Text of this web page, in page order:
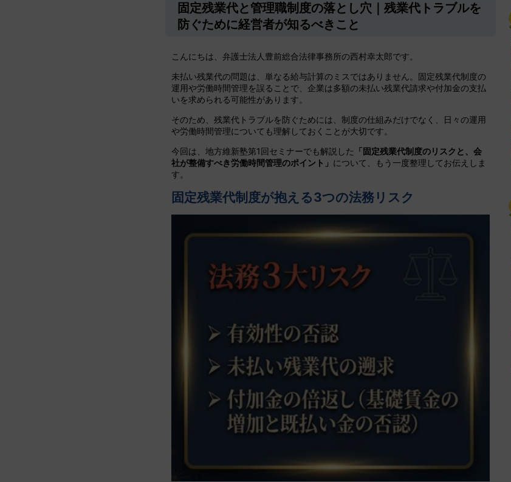
固定残業代と管理職制度の落とし穴｜残業代トラブルを
防ぐために経営者が知るべきこと
こんにちは、弁護士法人豊前総合法律事務所の西村幸太郎です。
未払い残業代の問題は、単なる給与計算のミスではありません。固定残業代制度の
運用や労働時間管理を誤ることで、企業は多額の未払い残業代請求や付加金の支払
いを求められる可能性があります。
そのため、残業代トラブルを防ぐためには、制度の仕組みだけでなく、日々の運用
や労働時間管理についても理解しておくことが大切です。
今回は、地方維新塾第1回セミナーでも解説した 「固定残業代制度のリスクと、会
社が整備すべき労働時間管理のポイント」 について、もう一度整理してお伝えしま
す。
固定残業代制度が抱える3つの法務リスク